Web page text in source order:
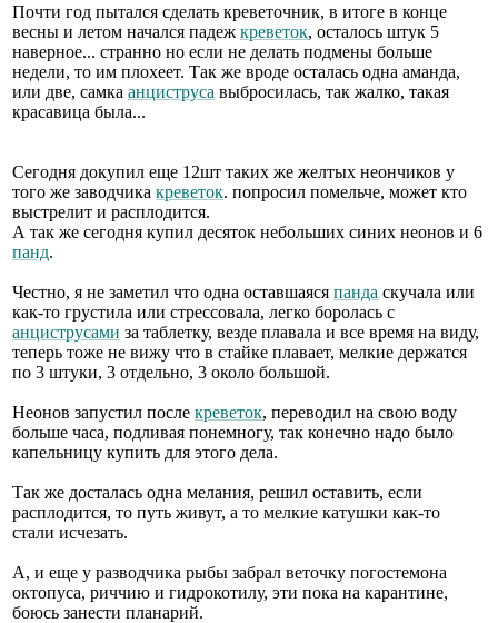
Почти год пытался сделать креветочник, в итоге в конце
весны и летом начался падеж креветок, осталось штук 5
наверное... странно но если не делать подмены больше
недели, то им плохеет. Так же вроде осталась одна аманда,
или две, самка анциструса выбросилась, так жалко, такая
красавица была...
Сегодня докупил еще 12шт таких же желтых неончиков у
того же заводчика креветок. попросил помельче, может кто
выстрелит и расплодится.
А так же сегодня купил десяток небольших синих неонов и 6
панд.
Честно, я не заметил что одна оставшаяся панда скучала или
как-то грустила или стрессовала, легко боролась с
анциструсами за таблетку, везде плавала и все время на виду,
теперь тоже не вижу что в стайке плавает, мелкие держатся
по 3 штуки, 3 отдельно, 3 около большой.
Неонов запустил после креветок, переводил на свою воду
больше часа, подливая понемногу, так конечно надо было
капельницу купить для этого дела.
Так же досталась одна мелания, решил оставить, если
расплодится, то путь живут, а то мелкие катушки как-то
стали исчезать.
А, и еще у разводчика рыбы забрал веточку погостемона
октопуса, риччию и гидрокотилу, эти пока на карантине,
боюсь занести планарий.